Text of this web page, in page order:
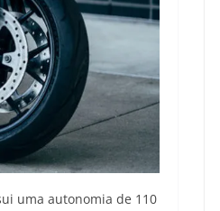
uma autonomia de 110